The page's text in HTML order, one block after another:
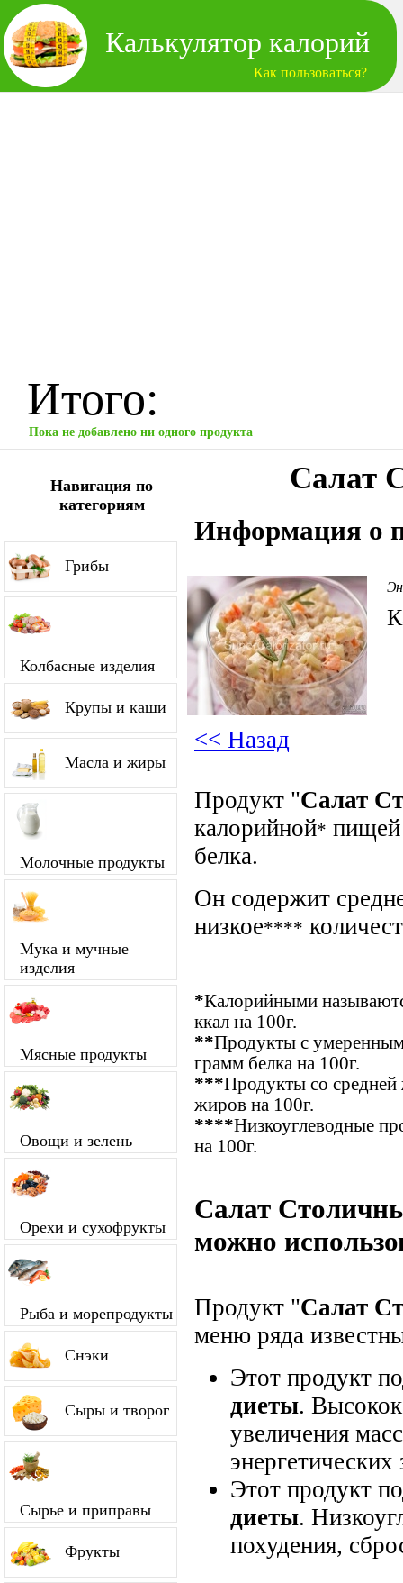
Калькулятор калорий
Как пользоваться?
Итого:
Пока не добавлено ни одного продукта
Навигация по
категориям
Грибы
Колбасные изделия
Крупы и каши
Масла и жиры
Молочные продукты
Мука и мучные
изделия
Мясные продукты
Овощи и зелень
Орехи и сухофрукты
Рыба и морепродукты
Снэки
Сыры и творог
Сырье и приправы
Фрукты
Салат
Информация о
<< Назад
Продукт "Салат
калорийной*
белка.
Он содержит
низкое****
*Калорийными
ккал на 100г.
**Продукты с
грамм белка на 100г.
***Продукты со
жиров на 100г.
****Низкоуглеводные
на 100г.
Салат
можно
Продукт "Салат
меню ряда
Этот продукт
диеты.
увеличения
энергетических
Этот продукт
диеты.
похудения,